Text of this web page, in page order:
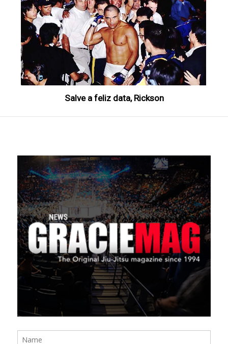
Salve a feliz data, Rickson